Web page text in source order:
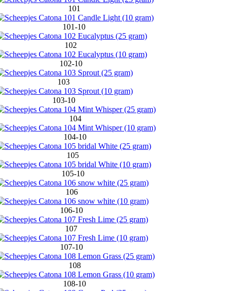
101
101-10
102
102-10
103
103-10
104
104-10
105
105-10
106
106-10
107
107-10
108
108-10